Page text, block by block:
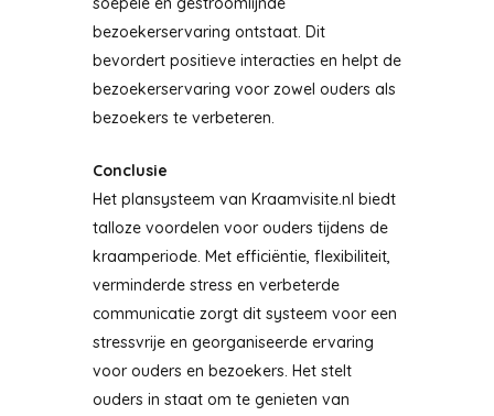
bezoekerservaring ontstaat. Dit
bevordert positieve interacties en helpt de
bezoekerservaring voor zowel ouders als
bezoekers te verbeteren.
Conclusie
Het plansysteem van Kraamvisite.nl biedt
talloze voordelen voor ouders tijdens de
kraamperiode. Met efficiëntie, flexibiliteit,
verminderde stress en verbeterde
communicatie zorgt dit systeem voor een
stressvrije en georganiseerde ervaring
voor ouders en bezoekers. Het stelt
ouders in staat om te genieten van